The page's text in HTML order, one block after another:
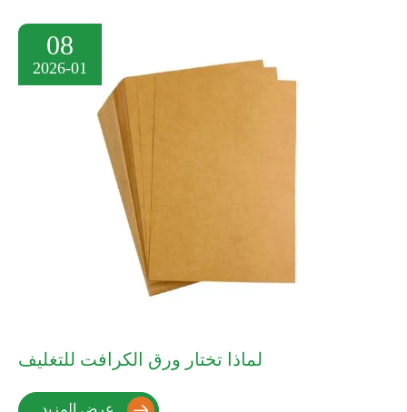
08
2026-01
لماذا تختار ورق الكرافت للتغليف